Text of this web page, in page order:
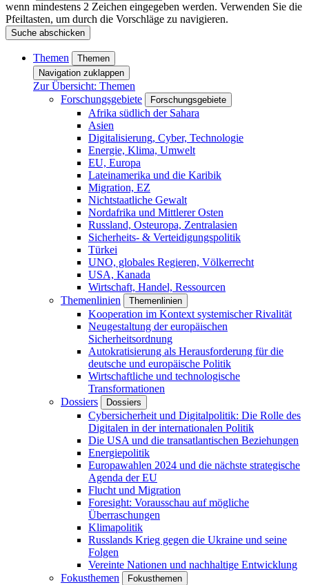
wenn mindestens 2 Zeichen eingegeben werden. Verwenden Sie die
Pfeiltasten, um durch die Vorschläge zu navigieren.
Suche abschicken
Themen
Themen
Navigation zuklappen
Zur Übersicht: Themen
Forschungsgebiete
Forschungsgebiete
Afrika südlich der Sahara
Asien
Digitalisierung, Cyber, Technologie
Energie, Klima, Umwelt
EU, Europa
Lateinamerika und die Karibik
Migration, EZ
Nichtstaatliche Gewalt
Nordafrika und Mittlerer Osten
Russland, Osteuropa, Zentralasien
Sicherheits- & Verteidigungspolitik
Türkei
UNO, globales Regieren, Völkerrecht
USA, Kanada
Wirtschaft, Handel, Ressourcen
Themenlinien
Themenlinien
Kooperation im Kontext systemischer Rivalität
Neugestaltung der europäischen
Sicherheitsordnung
Autokratisierung als Herausforderung für die
deutsche und europäische Politik
Wirtschaftliche und technologische
Transformationen
Dossiers
Dossiers
Cybersicherheit und Digitalpolitik: Die Rolle des
Digitalen in der internationalen Politik
Die USA und die transatlantischen Beziehungen
Energiepolitik
Europawahlen 2024 und die nächste strategische
Agenda der EU
Flucht und Migration
Foresight: Vorausschau auf mögliche
Überraschungen
Klimapolitik
Russlands Krieg gegen die Ukraine und seine
Folgen
Vereinte Nationen und nachhaltige Entwicklung
Fokusthemen
Fokusthemen